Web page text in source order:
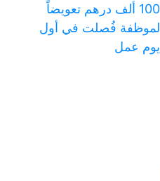
100 ألف درهم تعويضاً
لموظفة فُصلت في أول
يوم عمل